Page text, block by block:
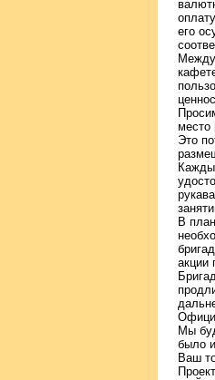
его
место
Это
В
акции
Мы
было
Ваш